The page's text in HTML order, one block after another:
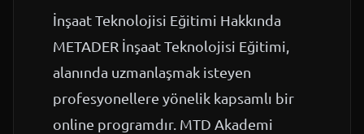
İnşaat Teknolojisi Eğitimi Hakkında
METADER İnşaat Teknolojisi Eğitimi,
alanında uzmanlaşmak isteyen
profesyonellere yönelik kapsamlı bir
online programdır. MTD Akademi